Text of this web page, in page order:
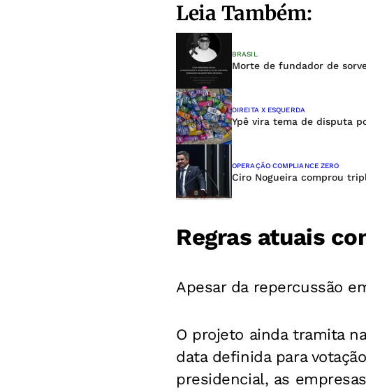
Leia Também:
BRASIL
Morte de fundador de
DIREITA X ESQUERDA
Ypê vira tema de disputa
OPERAÇÃO COMPLIANCE ZERO
Ciro Nogueira comprou
Regras atuais
Apesar da repercussão
O projeto ainda tramita
data definida para
presidencial, as